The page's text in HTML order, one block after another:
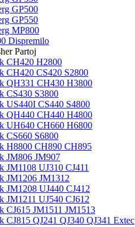
GP500
GP550
MP800
Dispremilo
Partoj
CH420 H2800
CH420 CS420 S2800
QH331 CH430 H3800
CS430 S3800
US440I CS440 S4800
QH440 CH440 H4800
UH640 CH660 H6800
CS660 S6800
H8800 CH890 CH895
JM806 JM907
JM1108 UJ310 CJ411
JM1206 JM1312
JM1208 UJ440 CJ412
JM1211 UJ540 CJ612
CJ615 JM1511 JM1513
CJ815 QJ241 QJ340 QJ341 Extec